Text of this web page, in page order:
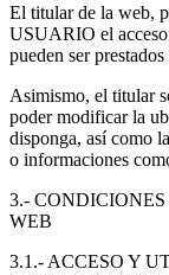
El titular de la web,
USUARIO el acceso
pueden ser
Asimismo, el titular
poder modificar la
disponga, así como
o informaciones
3.-
WEB
3.1.- ACCESO Y